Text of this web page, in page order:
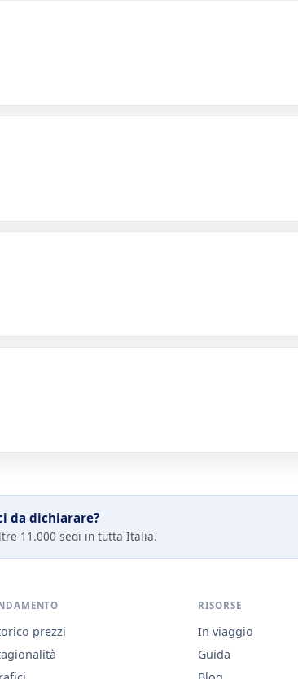
da dichiarare?
11.000 sedi in tutta Italia.
prezzi
RISORSE
In viaggio
Guida